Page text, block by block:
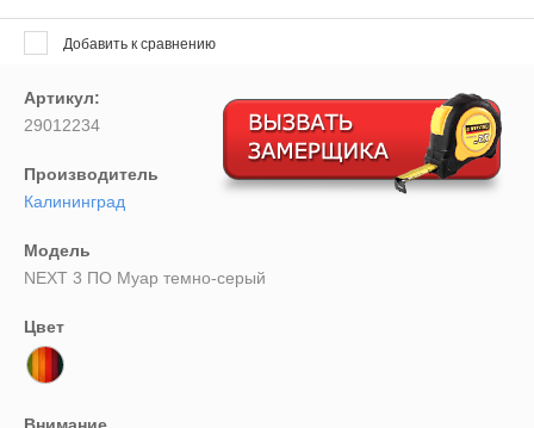
Добавить к сравнению
Артикул:
29012234
Производитель
Калининград
Модель
NEXT 3 ПО Муар темно-серый
Цвет
5